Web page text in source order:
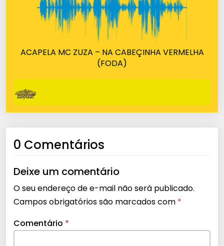
ACAPELA MC ZUZA – NA CABEÇINHA VERMELHA
(FODA)
0 Comentários
Deixe um comentário
O seu endereço de e-mail não será publicado.
Campos obrigatórios são marcados com *
Comentário *